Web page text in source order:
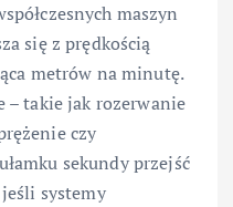
maszyn
się z prędkością
metrów na minutę.
– takie jak rozerwanie
czy
sekundy przejść
systemy